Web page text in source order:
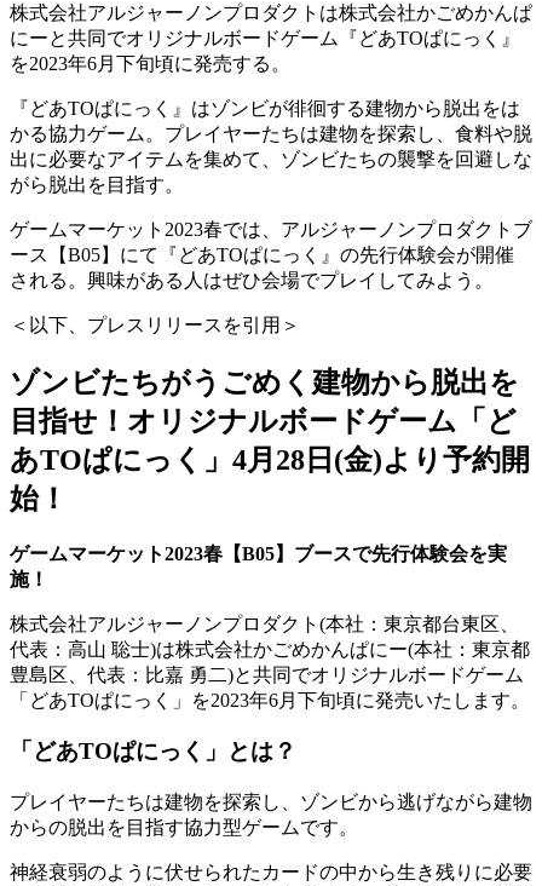
株式会社アルジャーノンプロダクトは株式会社かごめかんぱ
にーと共同でオリジナルボードゲーム『どあTOぱにっく』
を2023年6月下旬頃に発売する。
『どあTOぱにっく』はゾンビが徘徊する建物から脱出をは
かる協力ゲーム。プレイヤーたちは建物を探索し、食料や脱
出に必要なアイテムを集めて、ゾンビたちの襲撃を回避しな
がら脱出を目指す。
ゲームマーケット2023春では、アルジャーノンプロダクトブ
ース【B05】にて『どあTOぱにっく』の先行体験会が開催
される。興味がある人はぜひ会場でプレイしてみよう。
＜以下、プレスリリースを引用＞
ゾンビたちがうごめく建物から脱出を
目指せ！オリジナルボードゲーム「ど
あTOぱにっく」4月28日(金)より予約開
始！
ゲームマーケット2023春【B05】ブースで先行体験会を実
施！
株式会社アルジャーノンプロダクト(本社：東京都台東区、
代表：高山 聡士)は株式会社かごめかんぱにー(本社：東京都
豊島区、代表：比嘉 勇二)と共同でオリジナルボードゲーム
「どあTOぱにっく」を2023年6月下旬頃に発売いたします。
「どあTOぱにっく」とは？
プレイヤーたちは建物を探索し、ゾンビから逃げながら建物
からの脱出を目指す協力型ゲームです。
神経衰弱のように伏せられたカードの中から生き残りに必要